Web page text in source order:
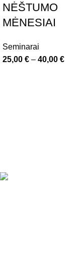
NĖŠTUMO
MĖNESIAI
Seminarai
25,00 € – 40,00 €